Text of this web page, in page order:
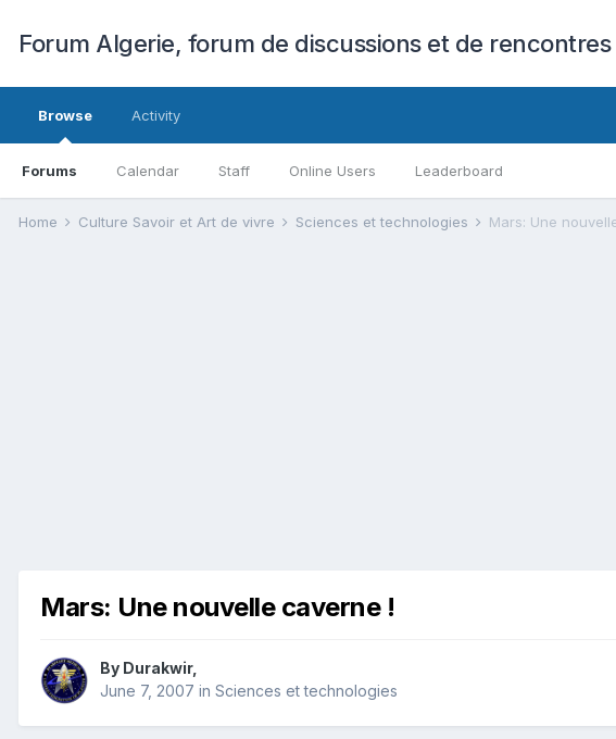
Forum Algerie, forum de discussions et de
Browse
Forums Calendar Staff Online Users Leaderboard
Activity
Home Culture Savoir et Art de vivre Sciences et technologies Mars: Une
Mars: Une nouvelle caverne !
By Durakwir,
June 7, 2007 in Sciences et technologies